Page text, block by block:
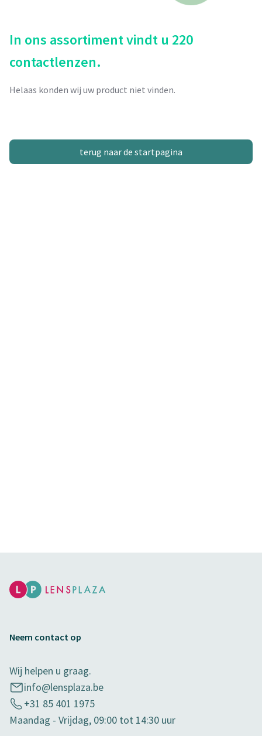
In ons assortiment vindt u 220
contactlenzen.
Helaas konden wij uw product niet vinden.
terug naar de startpagina
Neem contact op
Wij helpen u graag.
info@lensplaza.be
+31 85 401 1975
Maandag - Vrijdag, 09:00 tot 14:30 uur